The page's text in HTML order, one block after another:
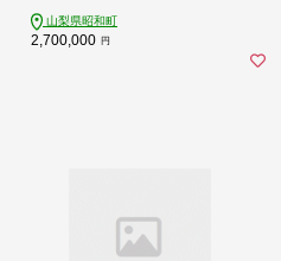
山梨県昭和町
2,700,000 円